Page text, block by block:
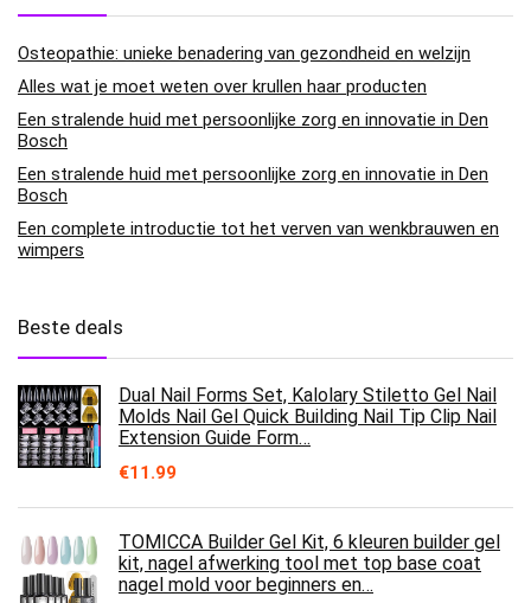
Osteopathie: unieke benadering van gezondheid en welzijn
Alles wat je moet weten over krullen haar producten
Een stralende huid met persoonlijke zorg en innovatie in Den
Bosch
Een stralende huid met persoonlijke zorg en innovatie in Den
Bosch
Een complete introductie tot het verven van wenkbrauwen en
wimpers
Beste deals
Dual Nail Forms Set, Kalolary Stiletto Gel Nail
Molds Nail Gel Quick Building Nail Tip Clip Nail
Extension Guide Form…
€11.99
TOMICCA Builder Gel Kit, 6 kleuren builder gel
kit, nagel afwerking tool met top base coat
nagel mold voor beginners en…